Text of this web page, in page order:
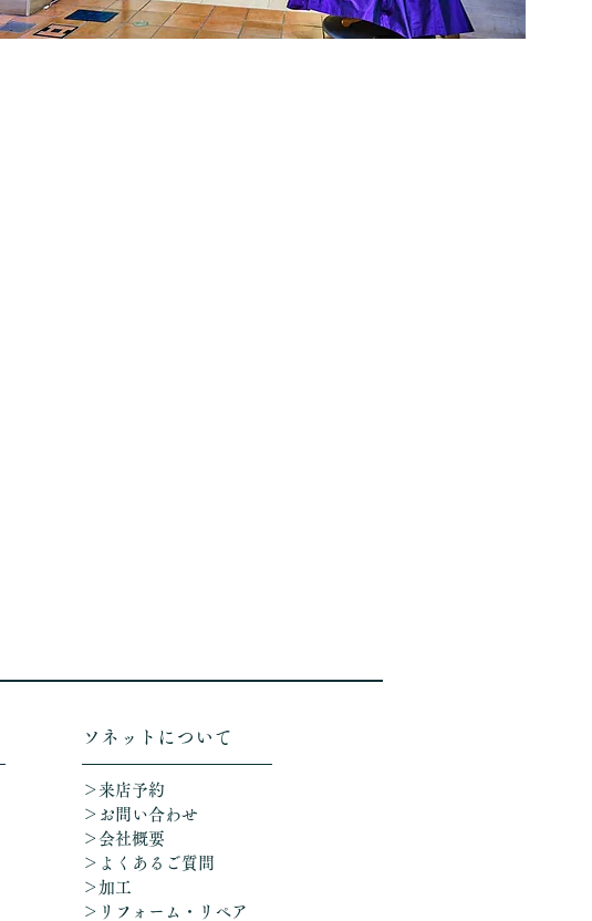
ソネットについて
＞来店予約
＞お問い合わせ
＞会社概要
＞よくあるご質問
＞加工
​ ＞リフォーム・リペア